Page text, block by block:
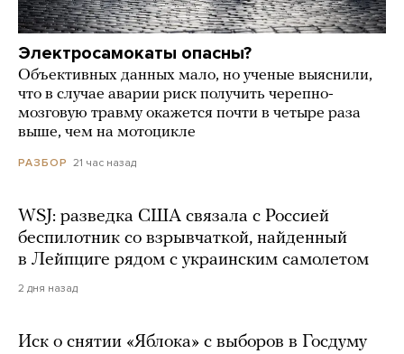
Электросамокаты опасны?
Объективных данных мало, но ученые выяснили,
что в случае аварии риск получить черепно-
мозговую травму окажется почти в четыре раза
выше, чем на мотоцикле
РАЗБОР 21 час назад
WSJ: разведка США связала с Россией
беспилотник со взрывчаткой, найденный
в Лейпциге рядом с украинским самолетом
2 дня назад
Иск о снятии «Яблока» с выборов в Госдуму